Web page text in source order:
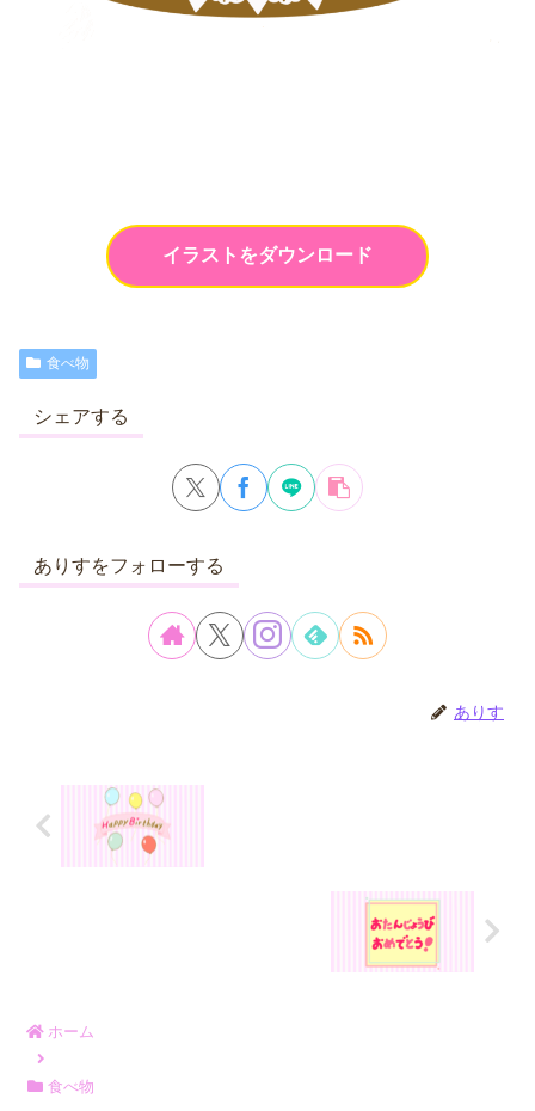
イラストをダウンロード
食べ物
シェアする
ありすをフォローする
ありす
ホーム
食べ物